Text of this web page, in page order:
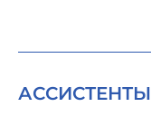
АССИСТЕНТЫ